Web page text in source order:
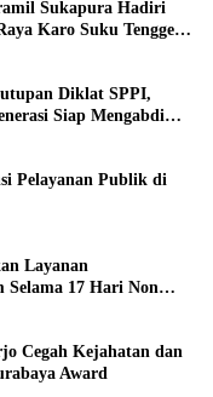
Sukapura Hadiri
Karo Suku Tengger
Diklat SPPI,
Siap Mengabdi
Pelayanan Publik di
Layanan
17 Hari Non
Cegah Kejahatan dan
Award